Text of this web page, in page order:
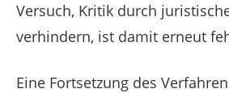
Versuch, Kritik durch
verhindern, ist damit erneut
Eine Fortsetzung des